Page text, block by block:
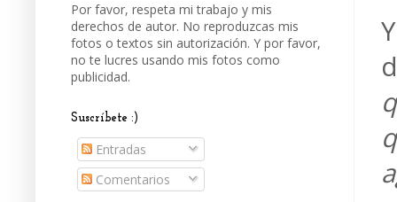
Por favor, respeta mi trabajo y mis
derechos de autor. No reproduzcas mis
fotos o textos sin autorización. Y por favor,
no te lucres usando mis fotos como
publicidad.
Suscríbete :)
Entradas
Comentarios